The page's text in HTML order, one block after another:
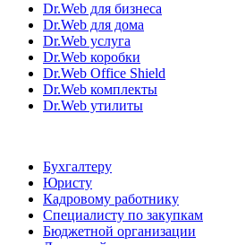
Dr.Web для бизнеса
Dr.Web для дома
Dr.Web услуга
Dr.Web коробки
Dr.Web Office Shield
Dr.Web комплекты
Dr.Web утилиты
Бухгалтеру
Юристу
Кадровому работнику
Специалисту по закупкам
Бюджетной организации